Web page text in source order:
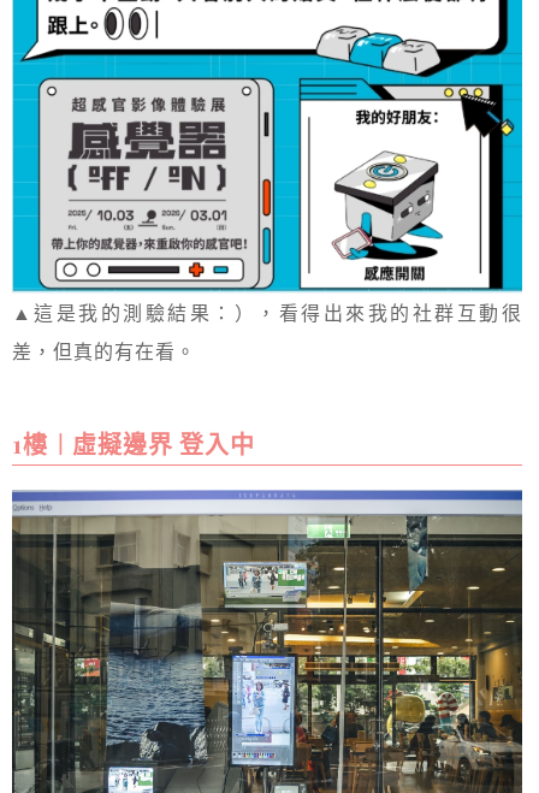
▲這是我的測驗結果：），看得出來我的社群互動很
差，但真的有在看。
1樓︱虛擬邊界 登入中